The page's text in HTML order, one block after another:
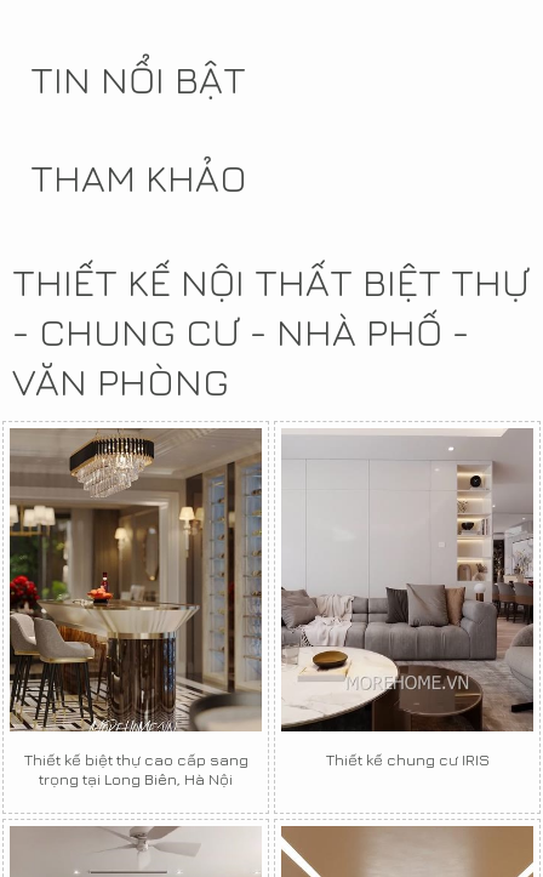
TIN NỔI BẬT
THAM KHẢO
THIẾT KẾ NỘI THẤT BIỆT THỰ
- CHUNG CƯ - NHÀ PHỐ -
VĂN PHÒNG
Thiết kế biệt thự cao cấp sang
trọng tại Long Biên, Hà Nội
Thiết kế chung cư IRIS